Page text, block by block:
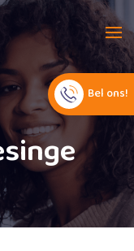
Bel ons!